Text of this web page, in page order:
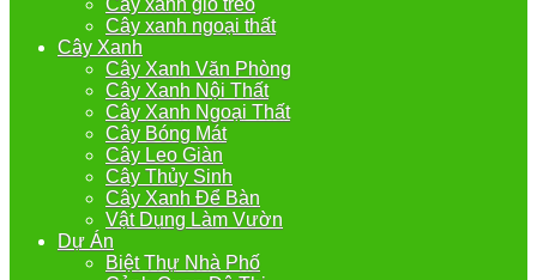
Cây xanh ngoại thất
Cây Xanh
Cây Xanh Văn Phòng
Cây Xanh Nội Thất
Cây Xanh Ngoại Thất
Cây Bóng Mát
Cây Leo Giàn
Cây Thủy Sinh
Cây Xanh Để Bàn
Vật Dụng Làm Vườn
Dự Án
Biệt Thự Nhà Phố